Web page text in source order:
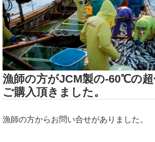
漁師の方がJCM製の-60℃の超
ご購入頂きました。
漁師の方からお問い合せがありました。